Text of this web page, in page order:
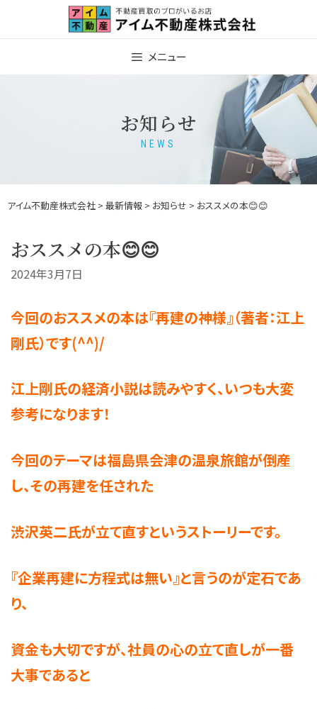
メニュー
お知らせ
NEWS
アイム不動産株式会社 > 最新情報 > お知らせ > おススメの本😊😊
おススメの本😊😊
2024年3月7日
今回のおススメの本は『再建の神様』（著者：江上
剛氏）です(^^)/
江上剛氏の経済小説は読みやすく、いつも大変
参考になります！
今回のテーマは福島県会津の温泉旅館が倒産
し、その再建を任された
渋沢英二氏が立て直すというストーリーです。
『企業再建に方程式は無い』と言うのが定石であ
り、
資金も大切ですが、社員の心の立て直しが一番
大事であると